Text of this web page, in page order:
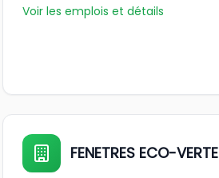
Voir les emplois et détails
FENETRES ECO-VERTE